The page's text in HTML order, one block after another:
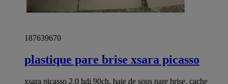
187639670
plastique pare brise xsara picasso
xsara picasso 2.0 hdi 90ch, baie de sous pare brise, cache